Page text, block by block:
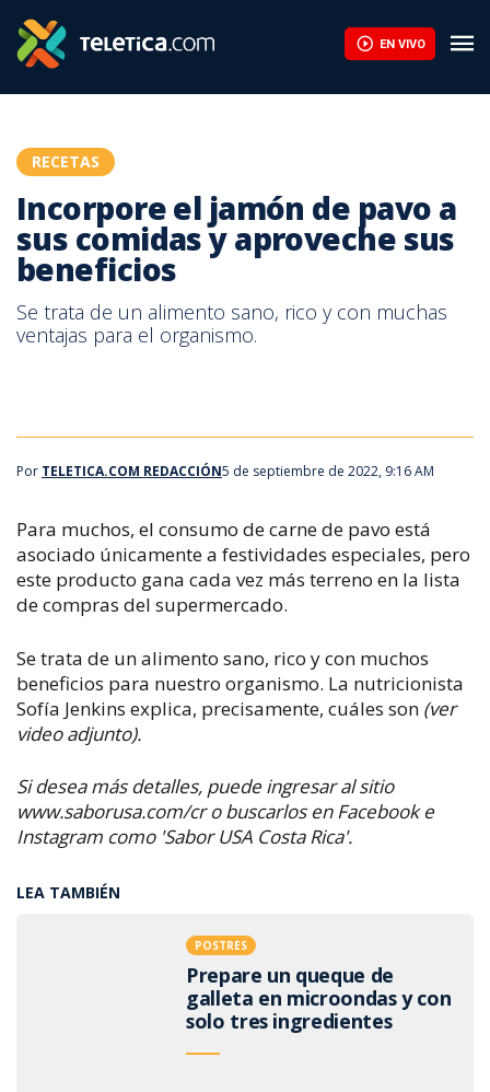
EN VIVO
RECETAS
Incorpore el jamón de pavo a
sus comidas y aproveche sus
beneficios
Se trata de un alimento sano, rico y con muchas
ventajas para el organismo.
Por TELETICA.COM REDACCIÓN5 de septiembre de 2022, 9:16 AM
Para muchos, el consumo de carne de pavo está
asociado únicamente a festividades especiales, pero
este producto gana cada vez más terreno en la lista
de compras del supermercado.
Se trata de un alimento sano, rico y con muchos
beneficios para nuestro organismo. La nutricionista
Sofía Jenkins explica, precisamente, cuáles son (ver
video adjunto).
Si desea más detalles, puede ingresar al sitio
www.saborusa.com/cr o buscarlos en Facebook e
Instagram como 'Sabor USA Costa Rica'.
LEA TAMBIÉN
POSTRES
Prepare un queque de
galleta en microondas y con
solo tres ingredientes